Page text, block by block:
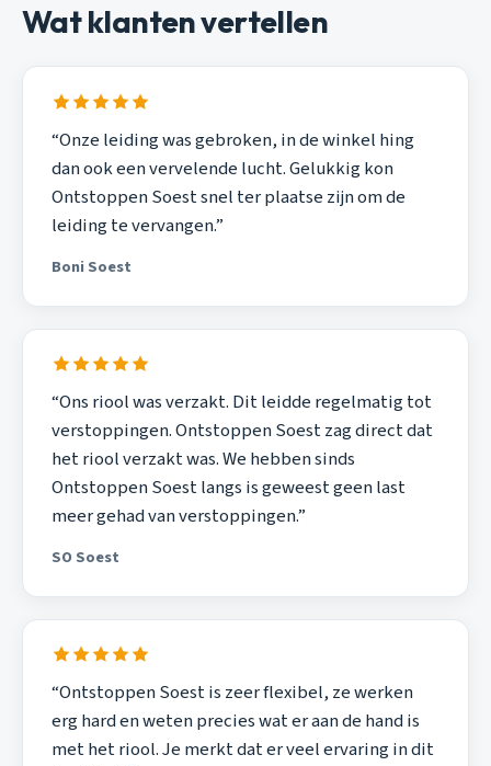
Wat klanten vertellen
“Onze leiding was gebroken, in de winkel hing
dan ook een vervelende lucht. Gelukkig kon
Ontstoppen Soest snel ter plaatse zijn om de
leiding te vervangen.”
Boni Soest
“Ons riool was verzakt. Dit leidde regelmatig tot
verstoppingen. Ontstoppen Soest zag direct dat
het riool verzakt was. We hebben sinds
Ontstoppen Soest langs is geweest geen last
meer gehad van verstoppingen.”
SO Soest
“Ontstoppen Soest is zeer flexibel, ze werken
erg hard en weten precies wat er aan de hand is
met het riool. Je merkt dat er veel ervaring in dit